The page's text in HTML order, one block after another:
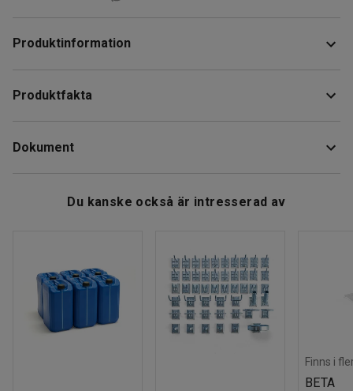
Produktinformation
ett kompakt format och fyra dubbelkrokar som ger dig gott
Produktfakta
Höjd: 52 mm
Rostfritt stål
Estimerad hanteringstid/person: 10 Min
: 0,9 kg
Levereras monterad
Dokument
Du kanske också är intresserad av
Finns i
BETA